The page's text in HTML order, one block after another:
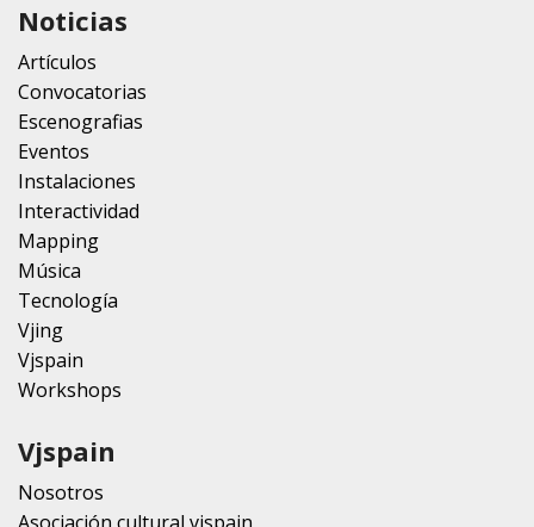
Noticias
Artículos
Convocatorias
Escenografias
Eventos
Instalaciones
Interactividad
Mapping
Música
Tecnología
Vjing
Vjspain
Workshops
Vjspain
Nosotros